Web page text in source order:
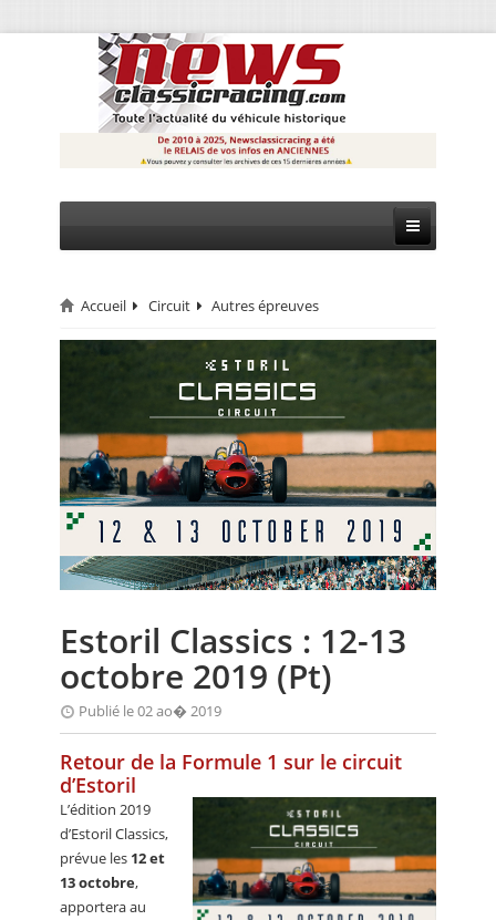
CIRCUIT
EVÈNEMENTS
CALENDRIER
ANNUAIRES
PETITES ANNONCES
Accueil Circuit Autres épreuves
Estoril Classics : 12-13
octobre 2019 (Pt)
Publié le 02 ao� 2019
Retour de la Formule 1 sur le circuit
d’Estoril
L’édition 2019
d’Estoril Classics,
prévue les 12 et
13 octobre,
apportera au